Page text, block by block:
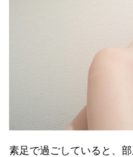
素足で過ごしていると、